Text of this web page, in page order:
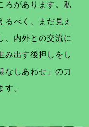
ろがあります。私
るべく、まだ見え
、内外との交流に
み出す後押しをし
なしあわせ」の力
す。